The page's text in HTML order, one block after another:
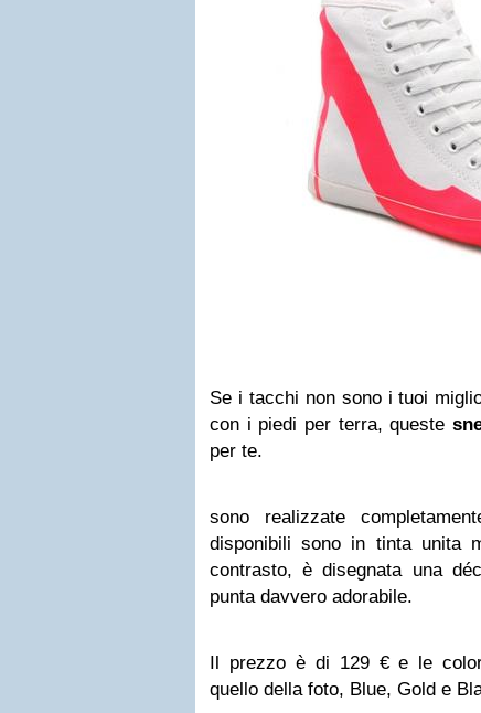
Se i tacchi non sono i tuoi
con i piedi per terra, queste
per te.
sono realizzate
disponibili sono in tinta
contrasto, è disegnata una
punta davvero adorabile.
Il prezzo è di 129 € e le
quello della foto, Blue, Gold e